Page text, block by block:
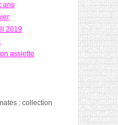
ans
2019
assiette
: collection